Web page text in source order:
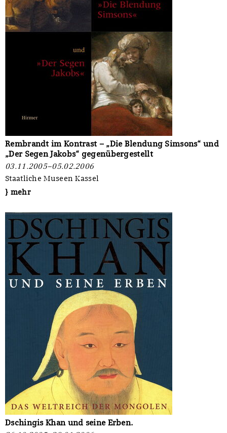
Rembrandt im Kontrast – „Die Blendung Simsons“ und
„Der Segen Jakobs“ gegenübergestellt
03.11.2005–05.02.2006
Staatliche Museen Kassel
} mehr
Dschingis Khan und seine Erben.